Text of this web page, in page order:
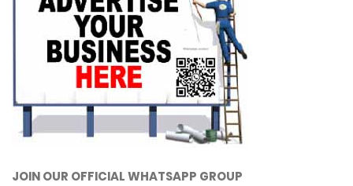
JOIN OUR OFFICIAL WHATSAPP GROUP